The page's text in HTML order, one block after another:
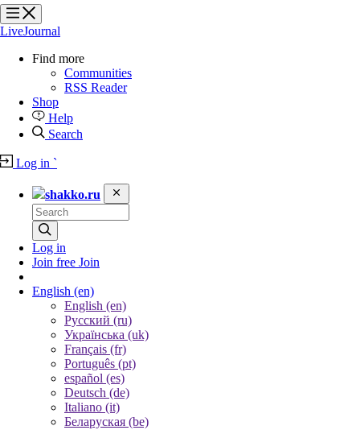
?
?
LiveJournal
Find more
Communities
RSS Reader
Shop
Help
Search
Log in `
shakko.ru
Log in
Join free Join
English (en)
English (en)
Русский (ru)
Українська (uk)
Français (fr)
Português (pt)
español (es)
Deutsch (de)
Italiano (it)
Беларуская (be)